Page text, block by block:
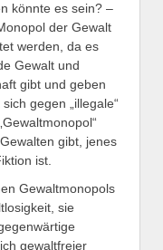
könnte es sein? –
der Gewalt
werden, da es
Gewalt und
gibt und geben
gegen „illegale“
gibt, jenes
ist.
Gewaltmonopols
sie
gewaltfreier